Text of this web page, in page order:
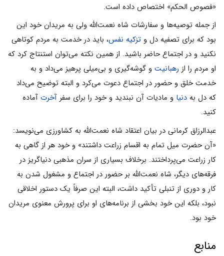
«فصوص الحکم» اختصاص داده است.
از جمله توصیه‌ها و سفارشات شاه نعمت‌الله ولى به مریدان خود این
بود که براى تصفیه دل و تزکیه نفس، باید در خدمت به مردم کوتاهى
نکنید و در اجتماع حاضر باشید. از همین نکته مى‌توان استنتاج کرد که
او مردم را از رهبانیت و گوشه‌گیرى و بى‌میلى پرهیز مى‌داد و به
خدمت خلق و حضور در اجتماع دعوت مى‌کرد و البته توضیح مى‌داد
که دل به دنیا و مادیات آن نبندید و خود را براى سفر آخرت آماده
کنید.
عبدالرزاق کرمانى در بیان اعتقاد شاه نعمت‌الله به کشاورزى مى‌نویسد:
«آن حضرت میل تمام به اقسام زراعت داشتند» و خود هر از گاهى به
کار زراعت مى‌پرداختند. برخلاف بسیارى از سران مذهبى دنیاگریز در
فرقه‌هاى دیگر، شاه نعمت‌الله بر حضور در اجتماع و مشغول شدن به
کار و دورى از تنبلى تأکید داشت، البته این صرفاً یک دستور اخلاقى
نبود، بلکه این خود بخشى از برنامه‌هاى او براى پرورش معنوى مریدان
خود بود.
منابع